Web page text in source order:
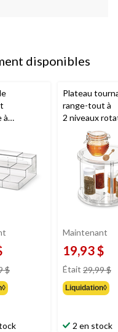
disponibles
à
$
Plateau
range-tout à
2 niveaux
The Home
iDESIGN,
Maintenant
19,93 $
Était 29,99 $
Liquidation◊
2 en stock